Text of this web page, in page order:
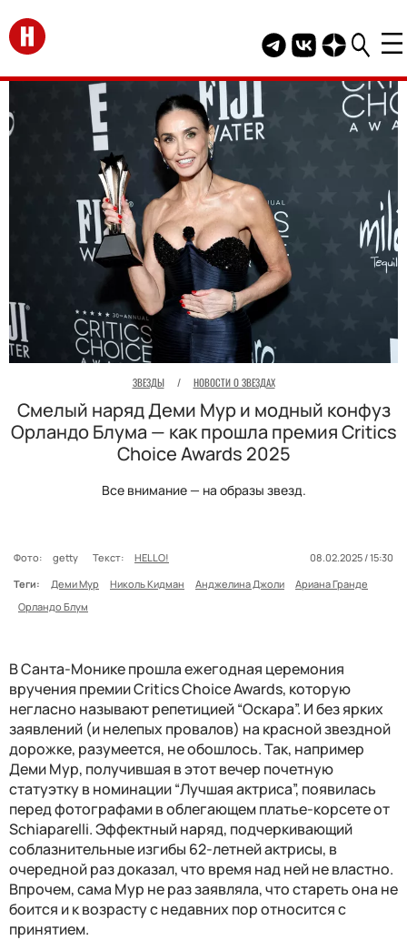
Перейти на главную
Telegram канал
Группа HELLO
Канал
ЗВЕЗДЫ / НОВОСТИ О ЗВЕЗДАХ
Смелый наряд Деми Мур и модный конфуз
Орландо Блума — как прошла премия Critics
Choice Awards 2025
Все внимание — на образы звезд.
Фото: getty Текст: HELLO!
08.02.2025 / 15:30
Теги:
Деми Мур Николь Кидман Анджелина Джоли
Ариана Гранде
Орландо Блум
В Санта-Монике прошла ежегодная церемония
вручения премии Critics Choice Awards, которую
негласно называют репетицией “Оскара”. И без ярких
заявлений (и нелепых провалов) на красной звездной
дорожке, разумеется, не обошлось. Так, например
Деми Мур, получившая в этот вечер почетную
статуэтку в номинации “Лучшая актриса”, появилась
перед фотографами в облегающем платье-корсете от
Schiaparelli. Эффектный наряд, подчеркивающий
соблазнительные изгибы 62-летней актрисы, в
очередной раз доказал, что время над ней не властно.
Впрочем, сама Мур не раз заявляла, что стареть она не
боится и к возрасту с недавних пор относится с
принятием.